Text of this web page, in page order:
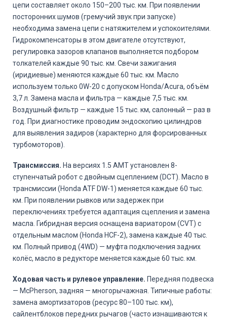
цепи составляет около 150–200 тыс. км. При появлении
посторонних шумов (гремучий звук при запуске)
необходима замена цепи с натяжителем и успокоителями.
Гидрокомпенсаторы в этом двигателе отсутствуют,
регулировка зазоров клапанов выполняется подбором
толкателей каждые 90 тыс. км. Свечи зажигания
(иридиевые) меняются каждые 60 тыс. км. Масло
используем только 0W-20 с допуском Honda/Acura, объём
3,7 л. Замена масла и фильтра — каждые 7,5 тыс. км.
Воздушный фильтр — каждые 15 тыс. км, салонный — раз в
год. При диагностике проводим эндоскопию цилиндров
для выявления задиров (характерно для форсированных
турбомоторов).
Трансмиссия. На версиях 1.5 AMT установлен 8-
ступенчатый робот с двойным сцеплением (DCT). Масло в
трансмиссии (Honda ATF DW-1) меняется каждые 60 тыс.
км. При появлении рывков или задержек при
переключениях требуется адаптация сцепления и замена
масла. Гибридная версия оснащена вариатором (CVT) с
отдельным маслом (Honda HCF-2), замена каждые 40 тыс.
км. Полный привод (4WD) — муфта подключения задних
колёс, масло в редукторе меняется каждые 60 тыс. км.
Ходовая часть и рулевое управление. Передняя подвеска
— McPherson, задняя — многорычажная. Типичные работы:
замена амортизаторов (ресурс 80–100 тыс. км),
сайлентблоков передних рычагов (часто изнашиваются к